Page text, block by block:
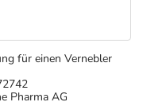
für einen Vernebler
Pharma AG